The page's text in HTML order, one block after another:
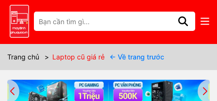
Trang chủ > Laptop cũ giá rẻ ← Về trang trước